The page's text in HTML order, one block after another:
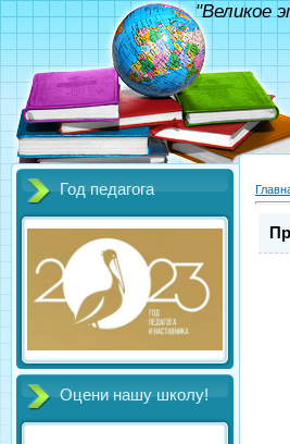
"Великое
Год педагога
Оцени нашу школу!